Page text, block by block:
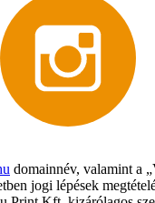
domainnév, valamint a
jogi lépések